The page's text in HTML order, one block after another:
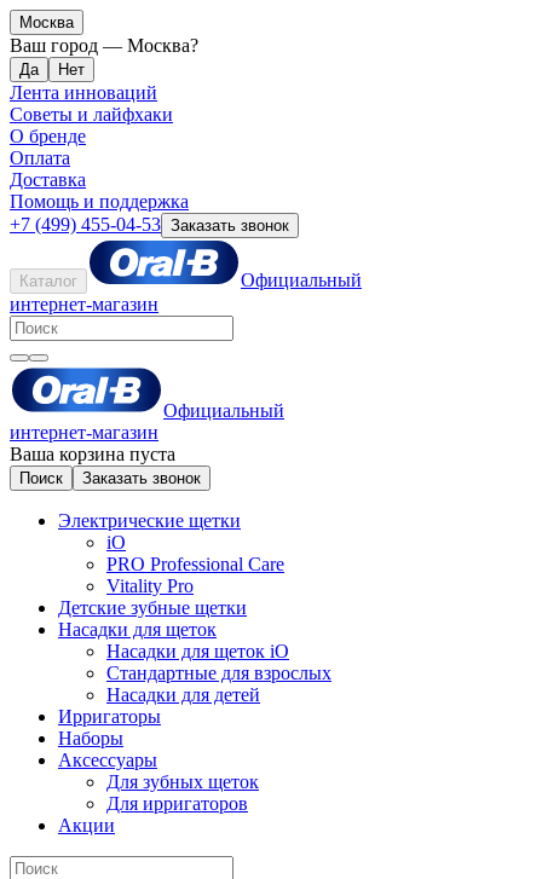
Москва
Ваш город — Москва?
Лента инноваций
Советы и лайфхаки
О бренде
Оплата
Доставка
Помощь и поддержка
+7 (499) 455-04-53 Заказать звонок
Каталог
Официальный
интернет-магазин
Официальный
интернет-магазин
Ваша корзина пуста
Поиск Заказать звонок
Электрические щетки
iO
PRO Professional Care
Vitality Pro
Детские зубные щетки
Насадки для щеток
Насадки для щеток iO
Стандартные для взрослых
Насадки для детей
Ирригаторы
Наборы
Аксессуары
Для зубных щеток
Для ирригаторов
Акции